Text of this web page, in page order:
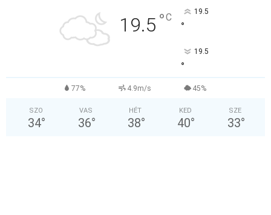
19.5 °C 19.5
°
19.5
°
77% 4.9m/s 45%
SZO
34°
VAS
36°
HÉT
38°
KED
40°
SZE
33°